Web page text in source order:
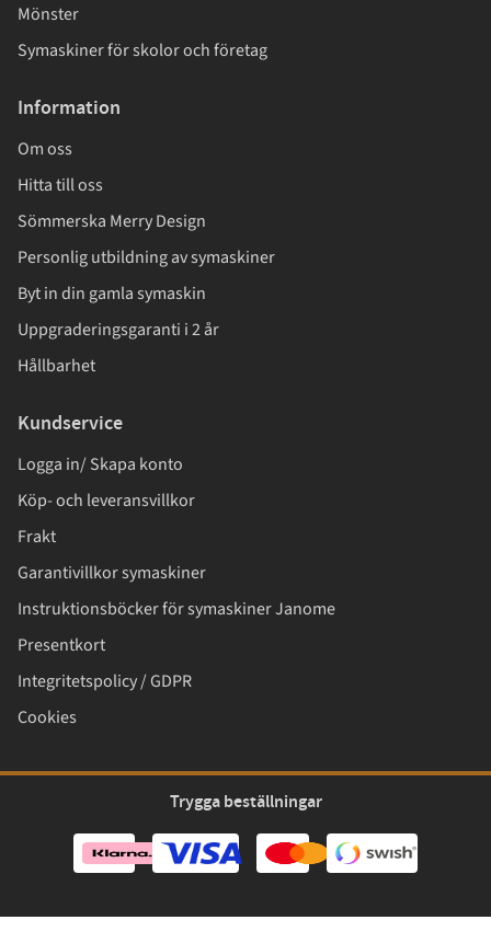
Mönster
Symaskiner för skolor och företag
Information
Om oss
Hitta till oss
Sömmerska Merry Design
Personlig utbildning av symaskiner
Byt in din gamla symaskin
Uppgraderingsgaranti i 2 år
Hållbarhet
Kundservice
Logga in/ Skapa konto
Köp- och leveransvillkor
Frakt
Garantivillkor symaskiner
Instruktionsböcker för symaskiner Janome
Presentkort
Integritetspolicy / GDPR
Cookies
Trygga beställningar